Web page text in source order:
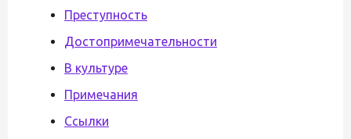
Преступность
Достопримечательности
В культуре
Примечания
Ссылки